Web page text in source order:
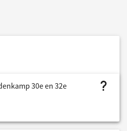
30e en 32e